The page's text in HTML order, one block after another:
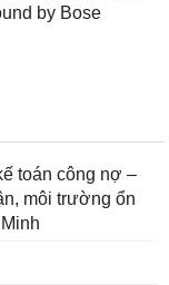
by Bose
toán công nợ –
môi trường ổn